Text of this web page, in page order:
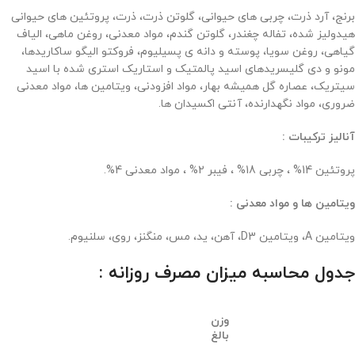
برنج، آرد ذرت، چربی های حیوانی، گلوتن ذرت، ذرت، پروتئین های حیوانی
هیدولیز شده، تفاله چغندر، گلوتن گندم، مواد معدنی، روغن ماهی، الیاف
گیاهی، روغن سویا، پوسته و دانه ی پسیلیوم، فروکتو الیگو ساکاریدها،
مونو و دی گلیسریدهای اسید پالمتیک و استاریک استری شده با اسید
سیتریک، عصاره گل همیشه بهار، مواد افزودنی، ویتامین ها، مواد معدنی
ضروری، مواد نگهدارنده، آنتی اکسیدان ها.
آنالیز ترکیبات :
پروتئین 14% ، چربی 18% ، فیبر 2% ، مواد معدنی 4%.
ویتامین ها و مواد معدنی :
ویتامین A، ویتامین D3، آهن، ید، مس، منگنز، روی، سلنیوم.
جدول محاسبه میزان مصرف روزانه :
وزن
بالغ